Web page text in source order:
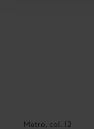
Metro, col. 12